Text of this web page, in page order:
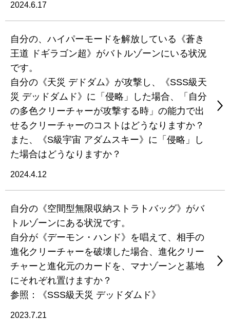
2024.6.17
自分の、ハイパーモードを解放している《蒼き
王道 ドギラゴン超》がバトルゾーンにいる状況
です。
自分の《天災 デドダム》が攻撃し、《SSS級天
災 デッドダムド》に「侵略」した場合、「自分
の多色クリーチャーが攻撃する時」の能力で出
せるクリーチャーのコストはどうなりますか？
また、《S級宇宙 アダムスキー》に「侵略」し
た場合はどうなりますか？
2024.4.12
自分の《空間型無限収納ストラトバッグ》がバ
トルゾーンにある状況です。
自分が《デーモン・ハンド》を唱えて、相手の
進化クリーチャーを破壊した場合、進化クリー
チャーと進化元のカードを、マナゾーンと墓地
にそれぞれ置けますか？
参照：《SSS級天災 デッドダムド》
2023.7.21